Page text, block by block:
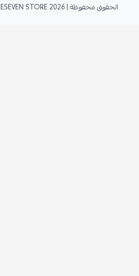
الحقوق محفوظة | 2026 ESEVEN STORE